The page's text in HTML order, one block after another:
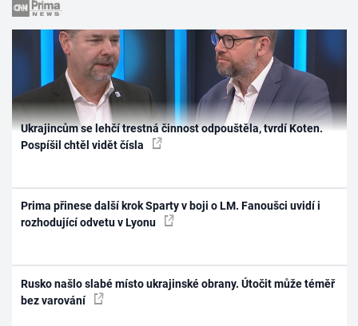
Ukrajincům se lehčí trestná činnost odpouštěla, tvrdí Koten.
Pospíšil chtěl vidět čísla
Prima přinese další krok Sparty v boji o LM. Fanoušci uvidí i
rozhodující odvetu v Lyonu
Rusko našlo slabé místo ukrajinské obrany. Útočit může téměř
bez varování